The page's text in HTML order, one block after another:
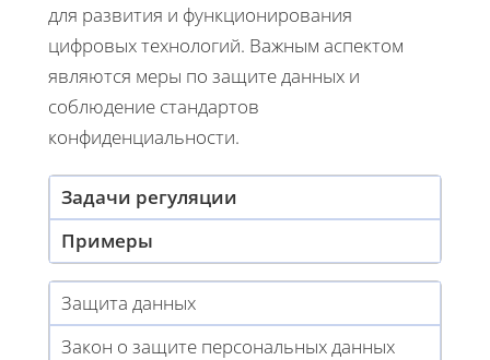
для развития и функционирования
цифровых технологий. Важным аспектом
являются меры по защите данных и
соблюдение стандартов
конфиденциальности.
Задачи регуляции
Примеры
Защита данных
Закон о защите персональных данных